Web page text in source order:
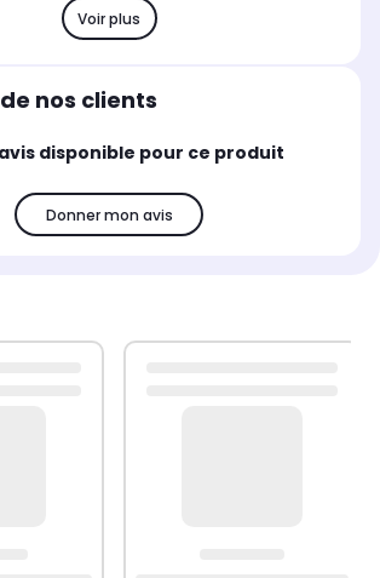
Voir plus
nos clients
disponible pour ce produit
Donner mon avis